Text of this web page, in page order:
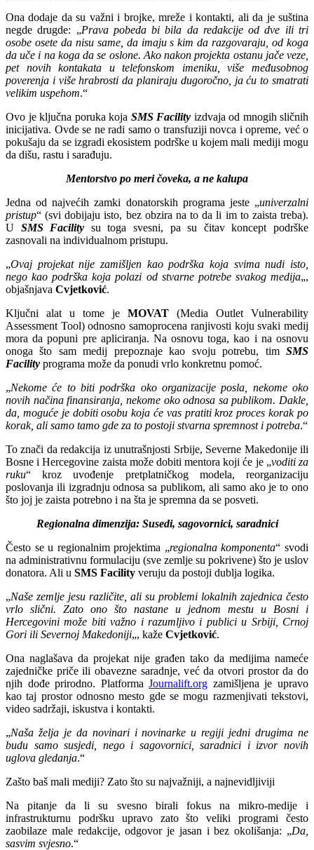
Ona dodaje da su važni i brojke, mreže i kontakti, ali da je suština
negde drugde: „Prava pobeda bi bila da redakcije od dve ili tri
osobe osete da nisu same, da imaju s kim da razgovaraju, od koga
da uče i na koga da se oslone. Ako nakon projekta ostanu jače veze,
pet novih kontakata u telefonskom imeniku, više međusobnog
poverenja i više hrabrosti da planiraju dugoročno, ja ću to smatrati
velikim uspehom.“
Ovo je ključna poruka koja SMS Facility izdvaja od mnogih sličnih
inicijativa. Ovde se ne radi samo o transfuziji novca i opreme, već o
pokušaju da se izgradi ekosistem podrške u kojem mali mediji mogu
da dišu, rastu i sarađuju.
Mentorstvo po meri čoveka, a ne kalupa
Jedna od najvećih zamki donatorskih programa jeste „univerzalni
pristup“ (svi dobijaju isto, bez obzira na to da li im to zaista treba).
U SMS Facility su toga svesni, pa su čitav koncept podrške
zasnovali na individualnom pristupu.
„Ovaj projekat nije zamišljen kao podrška koja svima nudi isto,
nego kao podrška koja polazi od stvarne potrebe svakog medija„,
objašnjava Cvjetković.
Ključni alat u tome je MOVAT (Media Outlet Vulnerability
Assessment Tool) odnosno samoprocena ranjivosti koju svaki medij
mora da popuni pre apliciranja. Na osnovu toga, kao i na osnovu
onoga što sam medij prepoznaje kao svoju potrebu, tim SMS
Facility programa može da ponudi vrlo konkretnu pomoć.
„Nekome će to biti podrška oko organizacije posla, nekome oko
novih načina finansiranja, nekome oko odnosa sa publikom. Dakle,
da, moguće je dobiti osobu koja će vas pratiti kroz proces korak po
korak, ali samo tamo gde za to postoji stvarna spremnost i potreba.“
To znači da redakcija iz unutrašnjosti Srbije, Severne Makedonije ili
Bosne i Hercegovine zaista može dobiti mentora koji će je „voditi za
ruku“ kroz uvođenje pretplatničkog modela, reorganizaciju
poslovanja ili izgradnju odnosa sa publikom, ali samo ako je to ono
što joj je zaista potrebno i na šta je spremna da se posveti.
Regionalna dimenzija: Susedi, sagovornici, saradnici
Često se u regionalnim projektima „regionalna komponenta“ svodi
na administrativnu formulaciju (sve zemlje su pokrivene) što je uslov
donatora. Ali u SMS Facility veruju da postoji dublja logika.
„Naše zemlje jesu različite, ali su problemi lokalnih zajednica često
vrlo slični. Zato ono što nastane u jednom mestu u Bosni i
Hercegovini može biti važno i razumljivo i publici u Srbiji, Crnoj
Gori ili Severnoj Makedoniji„, kaže Cvjetković.
Ona naglašava da projekat nije građen tako da medijima nameće
zajedničke priče ili obavezne saradnje, već da otvori prostor da do
njih dođe prirodno. PlatformaJournalift.org zamišljena je upravo
kao taj prostor odnosno mesto gde se mogu razmenjivati tekstovi,
video sadržaji, iskustva i kontakti.
„Naša želja je da novinari i novinarke u regiji jedni drugima ne
budu samo susjedi, nego i sagovornici, saradnici i izvor novih
uglova gledanja.“
Zašto baš mali mediji? Zato što su najvažniji, a najnevidljiviji
Na pitanje da li su svesno birali fokus na mikro-medije i
infrastrukturnu podršku upravo zato što veliki programi često
zaobilaze male redakcije, odgovor je jasan i bez okolišanja: „Da,
sasvim svjesno.“